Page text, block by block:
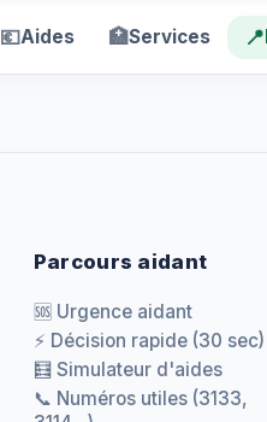
💶Aides 🏥Services 📍
Parcours aidant
🆘 Urgence aidant
⚡ Décision rapide (30 sec)
🧮 Simulateur d'aides
📞 Numéros utiles (3133,